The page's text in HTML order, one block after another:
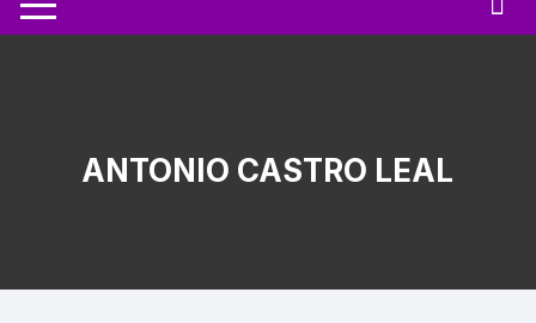
ANTONIO CASTRO LEAL